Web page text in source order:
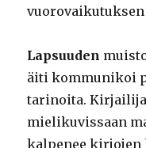
Lapsuuden
äiti kommunikoi
tarinoita.
mielikuvissaan
kalpenee